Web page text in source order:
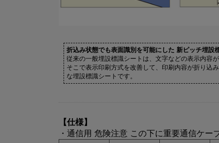
折込み状態でも表面識別を可能にした 新ピッチ埋設
従来の一般埋設標識シートは、文字などの表示内容
そこで表示印刷方式を改善して、印刷内容が折り込
な埋設標識シートです。
【仕様】
・通信用 危険注意 この下に重要通信ケー